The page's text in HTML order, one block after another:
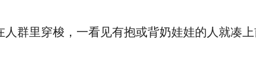
群里穿梭，一看见有抱或背奶娃娃的人就凑上